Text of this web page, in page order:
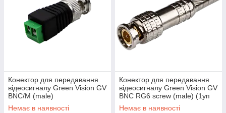
Конектор для передавання
відеосигналу Green Vision GV
BNC/M (male)
Немає в наявності
Конектор для передавання
відеосигналу Green Vision GV
BNC RG6 screw (male) (1уп
=100 шт.)
Немає в наявності